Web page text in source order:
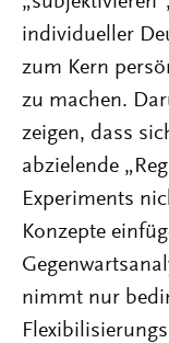
individueller
zum Kern
zu machen.
zeigen, dass
abzielende
Experiments
Konzepte
nimmt nur